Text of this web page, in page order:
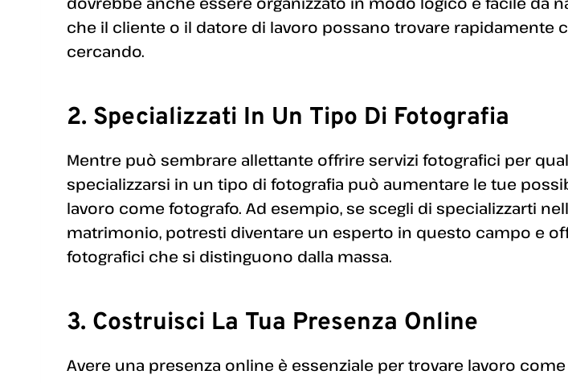
che il cliente o il datore di lavoro possano trovare rapidamente
cercando.
2. Specializzati In Un Tipo Di Fotografia
Mentre può sembrare allettante offrire servizi fotografici per
specializzarsi in un tipo di fotografia può aumentare le tue
lavoro come fotografo. Ad esempio, se scegli di specializzarti
matrimonio, potresti diventare un esperto in questo campo e
fotografici che si distinguono dalla massa.
3. Costruisci La Tua Presenza Online
Avere una presenza online è essenziale per trovare lavoro come